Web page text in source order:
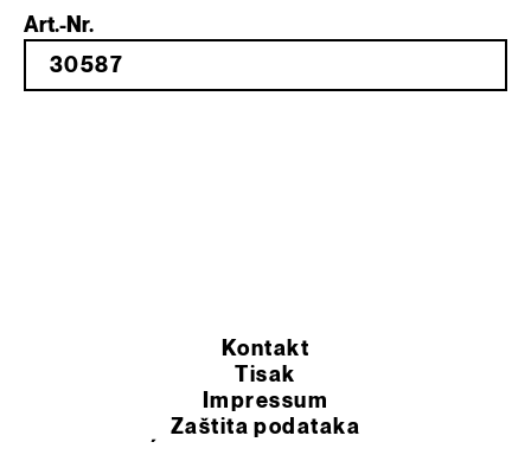
Art.-Nr.
Kontakt
Tisak
Impressum
Zaštita podataka